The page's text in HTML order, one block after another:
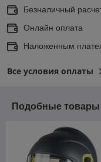
Безналичный
Онлайн оплата
Наложенным
Все условия оплаты
Подобные товары